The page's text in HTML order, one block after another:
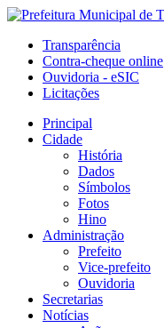
Transparência
Contra-cheque online
Ouvidoria - eSIC
Licitações
Principal
Cidade
História
Dados
Símbolos
Fotos
Hino
Administração
Prefeito
Vice-prefeito
Ouvidoria
Secretarias
Notícias